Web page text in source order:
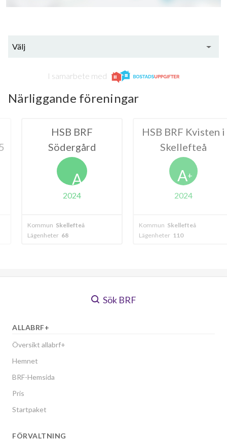
Välj
I samarbete med
Närliggande föreningar
HSB BRF Kvisten i
Skellefteå
Kommun
BRF
Kommun
Lägenheter
Sök BRF
ALLABRF+
Översikt allabrf+
Hemnet
BRF-Hemsida
Pris
Startpaket
FÖRVALTNING